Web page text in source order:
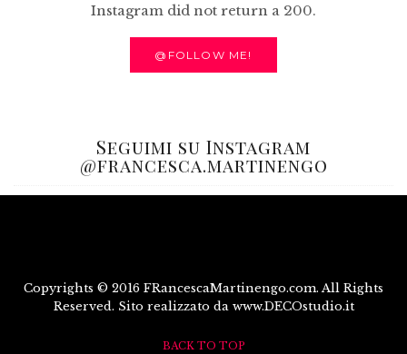
Instagram did not return a 200.
@FOLLOW ME!
Seguimi su Instagram
@francesca.martinengo
Copyrights © 2016 FRancescaMartinengo.com. All Rights
Reserved. Sito realizzato da www.DECOstudio.it
BACK TO TOP